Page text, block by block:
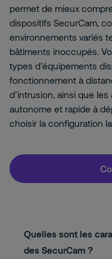
permet de mieux
dispositifs SecurCam,
environnements variés
bâtiments inoccupés.
types d’équipements
fonctionnement à
d’intrusion, ainsi que
autonome et rapide à
choisir la configuration
Quelles sont les
des SecurCam ?